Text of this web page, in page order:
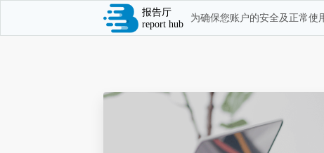
报告厅
report hub
为确保您账户的安全及正常使